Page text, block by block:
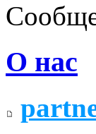
О нас